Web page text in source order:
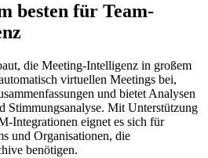
besten für Team-
die Meeting-Intelligenz in großem
virtuellen Meetings bei,
und bietet Analysen
Stimmungsanalyse. Mit Unterstützung
Integrationen eignet es sich für
und Organisationen, die
benötigen.